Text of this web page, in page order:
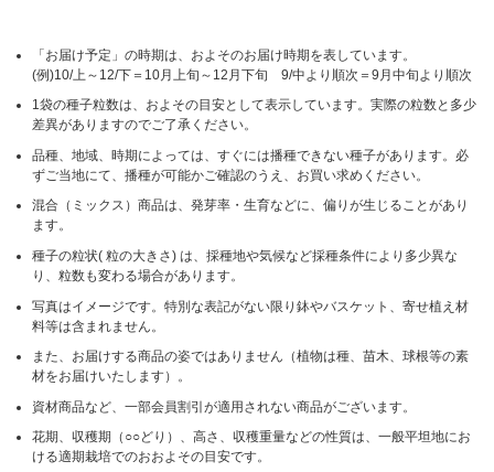
「お届け予定」の時期は、およそのお届け時期を表しています。
(例)10/上～12/下＝10月上旬～12月下旬 9/中より順次＝9月中旬より順次
1袋の種子粒数は、およその目安として表示しています。実際の粒数と多少
差異がありますのでご了承ください。
品種、地域、時期によっては、すぐには播種できない種子があります。必
ずご当地にて、播種が可能かご確認のうえ、お買い求めください。
混合（ミックス）商品は、発芽率・生育などに、偏りが生じることがあり
ます。
種子の粒状( 粒の大きさ) は、採種地や気候など採種条件により多少異な
り、粒数も変わる場合があります。
写真はイメージです。特別な表記がない限り鉢やバスケット、寄せ植え材
料等は含まれません。
また、お届けする商品の姿ではありません（植物は種、苗木、球根等の素
材をお届けいたします）。
資材商品など、一部会員割引が適用されない商品がございます。
花期、収穫期（○○どり）、高さ、収穫重量などの性質は、一般平坦地にお
ける適期栽培でのおおよその目安です。